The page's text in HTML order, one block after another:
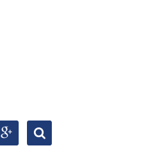
 